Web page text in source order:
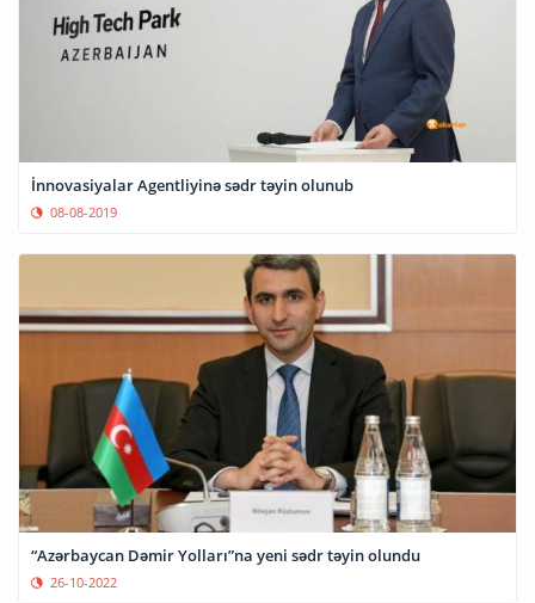
İnnovasiyalar Agentliyinə sədr təyin olunub
08-08-2019
“Azərbaycan Dəmir Yolları”na yeni sədr təyin olundu
26-10-2022